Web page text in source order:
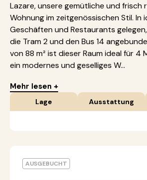
Lazare, unsere gemütliche und frisch
Wohnung im zeitgenössischen Stil. In
Geschäften und Restaurants
die Tram 2 und den Bus 14
von 88 m² ist dieser Raum ideal für 4
ein modernes und geselliges W...
Mehr lesen +
Lage Ausstattung
AUSGEBUCHT